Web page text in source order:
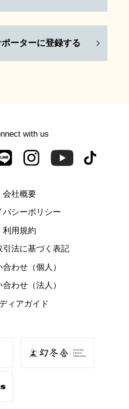
ーターに登録する
with us
会社概要
バシーポリシー
利用規約
引法に基づく表記
わせ（個人）
わせ（法人）
ィアガイド